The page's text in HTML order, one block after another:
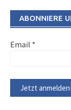
ABONNIERE
Email *